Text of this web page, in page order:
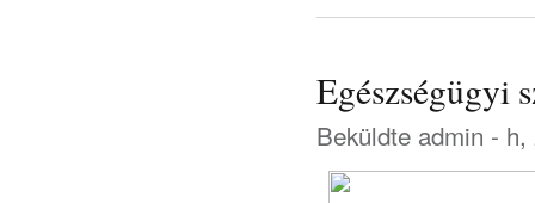
Egészségügyi
Beküldte admin - h,